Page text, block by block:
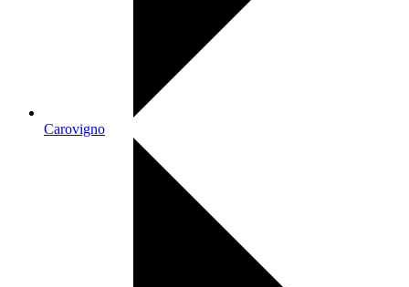
Carovigno